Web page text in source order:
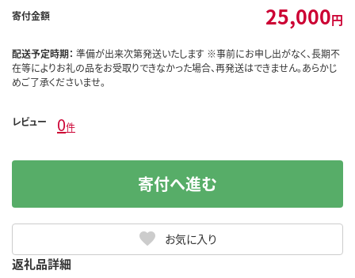
寄付金額 25,000円
配送予定時期： 準備が出来次第発送いたします ※事前にお申し出がなく、長期不
在等によりお礼の品をお受取りできなかった場合、再発送はできません。あらかじ
めご了承くださいませ。
レビュー 0件
お気に入り
寄付へ進む
返礼品詳細